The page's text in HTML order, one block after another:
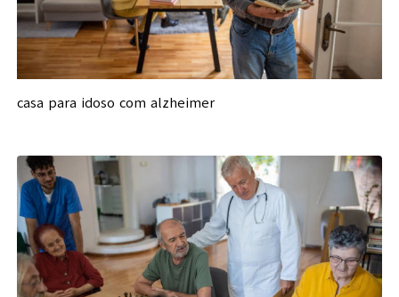
casa para idoso com alzheimer